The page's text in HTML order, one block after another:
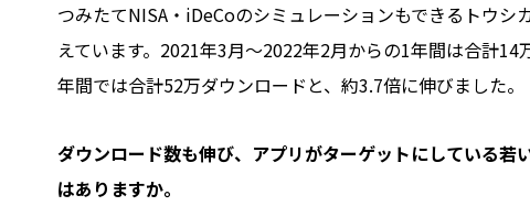
つみたてNISA・iDeCoのシミュレーションもできるトウ
えています。2021年3月～2022年2月からの1年間は合計
年間では合計52万ダウンロードと、約3.7倍に伸びました。
――ダウンロード数も伸び、アプリがターゲットにしている
はありますか。